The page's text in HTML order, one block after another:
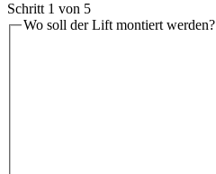
Schritt 1 von 5
Wo soll der Lift montiert werden?